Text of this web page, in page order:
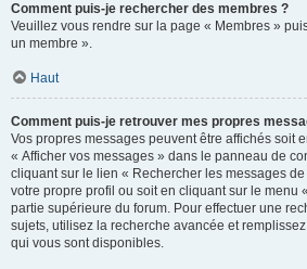
Comment puis-je rechercher des membres ?
Veuillez vous rendre sur la page « Membres »
un membre ».
Haut
Comment puis-je retrouver mes propres
Vos propres messages peuvent être affichés soit
« Afficher vos messages » dans le panneau de
cliquant sur le lien « Rechercher les messages
votre propre profil ou soit en cliquant sur le menu
partie supérieure du forum. Pour effectuer une
sujets, utilisez la recherche avancée et
qui vous sont disponibles.